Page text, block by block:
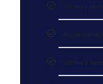
Visitas y
Visitas y